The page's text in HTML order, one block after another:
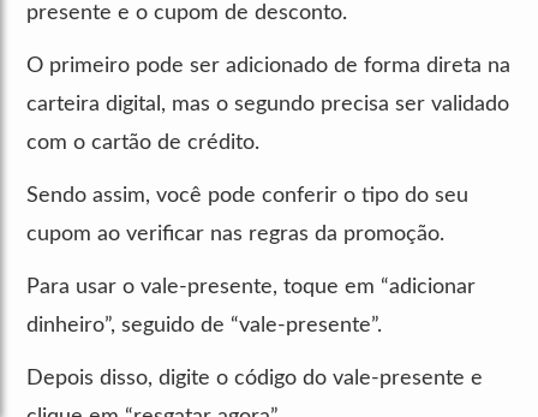
presente e o cupom de desconto.
O primeiro pode ser adicionado de forma direta na
carteira digital, mas o segundo precisa ser validado
com o cartão de crédito.
Sendo assim, você pode conferir o tipo do seu
cupom ao verificar nas regras da promoção.
Para usar o vale-presente, toque em “adicionar
dinheiro”, seguido de “vale-presente”.
Depois disso, digite o código do vale-presente e